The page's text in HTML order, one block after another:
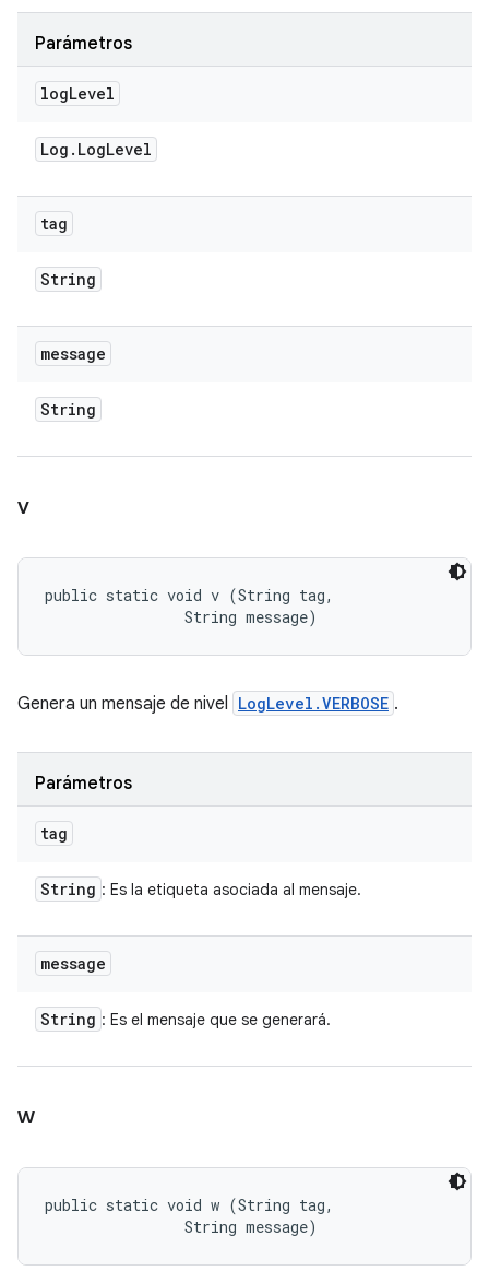
Parámetros
logLevel
Log . LogLevel
tag
String
message
String
v
public static void v (String tag,
                String message)
Genera un mensaje de nivel LogLevel.VERBOSE .
Parámetros
tag
String : Es la etiqueta asociada al mensaje.
message
String : Es el mensaje que se generará.
w
public static void w (String tag,
                String message)